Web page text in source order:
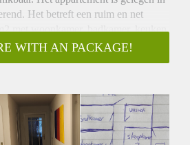
Het betreft een ruim en net
met woonkamer, badkamer, keuken,
dakterras. De huurprijs bedraagt
Ik ben opzoek naar iemand die net
WITH AN PACKAGE!